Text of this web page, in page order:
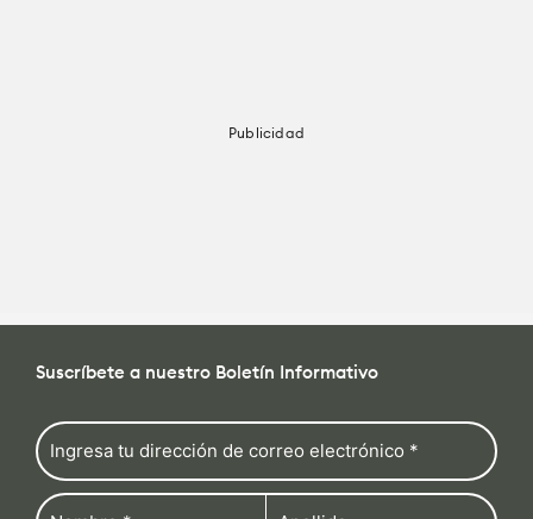
Publicidad
Suscríbete a nuestro Boletín Informativo